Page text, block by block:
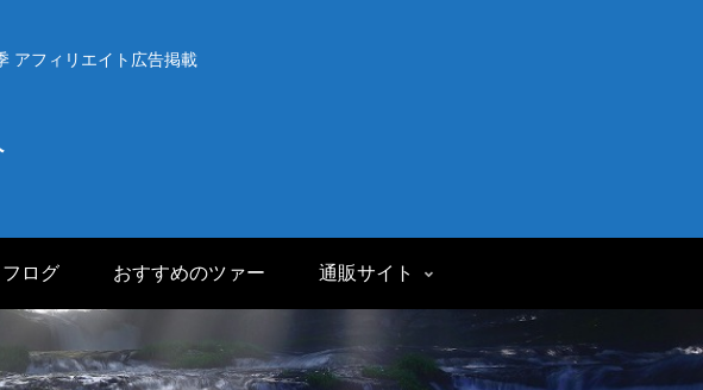
アフィリエイト広告掲載
ログ おすすめのツァー 通販サイト